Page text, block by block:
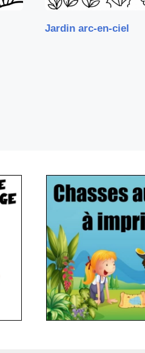
Jardin arc-en-ciel